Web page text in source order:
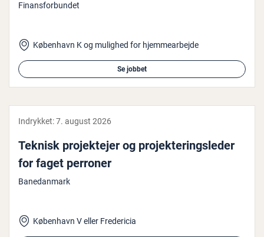
Finansforbundet
København K og mulighed for hjemmearbejde
Se jobbet
Indrykket:7. august 2026
Teknisk pro­jek­te­jer og pro­jek­te­rings­le­der
for faget perroner
Banedanmark
København V eller Fredericia